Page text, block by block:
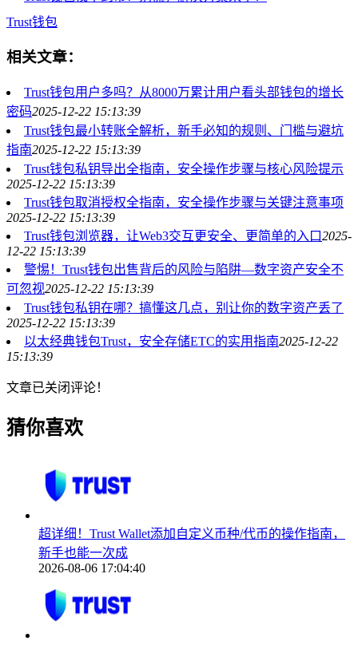
Trust钱包
相关文章：
Trust钱包用户多吗？从8000万累计用户看头部钱包的增长
密码2025-12-22 15:13:39
Trust钱包最小转账全解析，新手必知的规则、门槛与避坑
指南2025-12-22 15:13:39
Trust钱包私钥导出全指南，安全操作步骤与核心风险提示
2025-12-22 15:13:39
Trust钱包取消授权全指南，安全操作步骤与关键注意事项
2025-12-22 15:13:39
Trust钱包浏览器，让Web3交互更安全、更简单的入口2025-
12-22 15:13:39
警惕！Trust钱包出售背后的风险与陷阱—数字资产安全不
可忽视2025-12-22 15:13:39
Trust钱包私钥在哪？搞懂这几点，别让你的数字资产丢了
2025-12-22 15:13:39
以太经典钱包Trust，安全存储ETC的实用指南2025-12-22
15:13:39
文章已关闭评论！
猜你喜欢
超详细！Trust Wallet添加自定义币种/代币的操作指南，
新手也能一次成
2026-08-06 17:04:40